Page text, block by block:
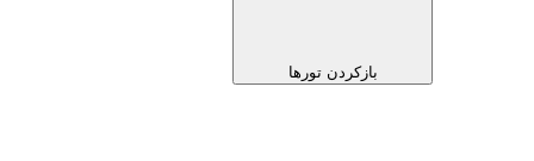
بازکردن تورها